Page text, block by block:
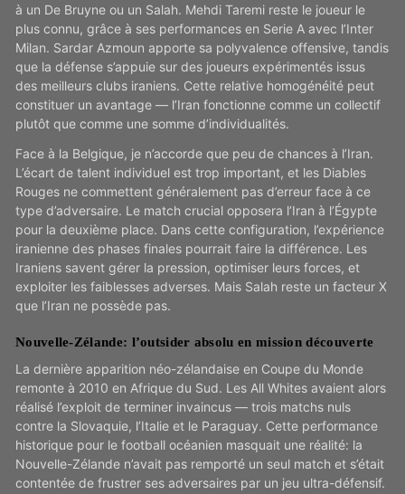
à un De Bruyne ou un Salah. Mehdi Taremi reste le joueur le
plus connu, grâce à ses performances en Serie A avec l’Inter
Milan. Sardar Azmoun apporte sa polyvalence offensive, tandis
que la défense s’appuie sur des joueurs expérimentés issus
des meilleurs clubs iraniens. Cette relative homogénéité peut
constituer un avantage — l’Iran fonctionne comme un collectif
plutôt que comme une somme d’individualités.
Face à la Belgique, je n’accorde que peu de chances à l’Iran.
L’écart de talent individuel est trop important, et les Diables
Rouges ne commettent généralement pas d’erreur face à ce
type d’adversaire. Le match crucial opposera l’Iran à l’Égypte
pour la deuxième place. Dans cette configuration, l’expérience
iranienne des phases finales pourrait faire la différence. Les
Iraniens savent gérer la pression, optimiser leurs forces, et
exploiter les faiblesses adverses. Mais Salah reste un facteur X
que l’Iran ne possède pas.
Nouvelle-Zélande: l’outsider absolu en mission découverte
La dernière apparition néo-zélandaise en Coupe du Monde
remonte à 2010 en Afrique du Sud. Les All Whites avaient alors
réalisé l’exploit de terminer invaincus — trois matchs nuls
contre la Slovaquie, l’Italie et le Paraguay. Cette performance
historique pour le football océanien masquait une réalité: la
Nouvelle-Zélande n’avait pas remporté un seul match et s’était
contentée de frustrer ses adversaires par un jeu ultra-défensif.